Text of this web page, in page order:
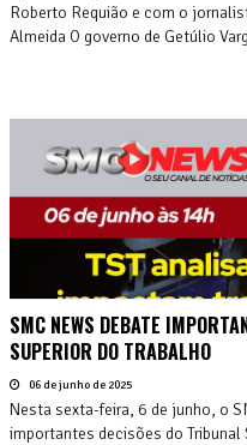
Roberto Requião e com o
Almeida O governo de Getúlio
SMC NEWS DEBATE
SUPERIOR DO TRABALHO
06 de junho de 2025
Nesta sexta-feira, 6 de junho, o
importantes decisões do Tribunal